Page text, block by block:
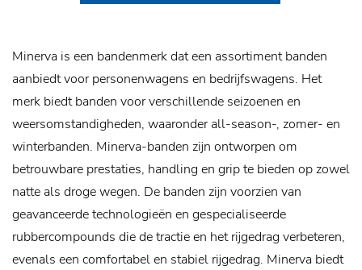
Minerva is een bandenmerk dat een assortiment banden
aanbiedt voor personenwagens en bedrijfswagens. Het
merk biedt banden voor verschillende seizoenen en
weersomstandigheden, waaronder all-season-, zomer- en
winterbanden. Minerva-banden zijn ontworpen om
betrouwbare prestaties, handling en grip te bieden op zowel
natte als droge wegen. De banden zijn voorzien van
geavanceerde technologieën en gespecialiseerde
rubbercompounds die de tractie en het rijgedrag verbeteren,
evenals een comfortabel en stabiel rijgedrag. Minerva biedt